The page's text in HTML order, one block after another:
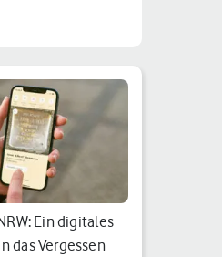
Ein digitales
das Vergessen